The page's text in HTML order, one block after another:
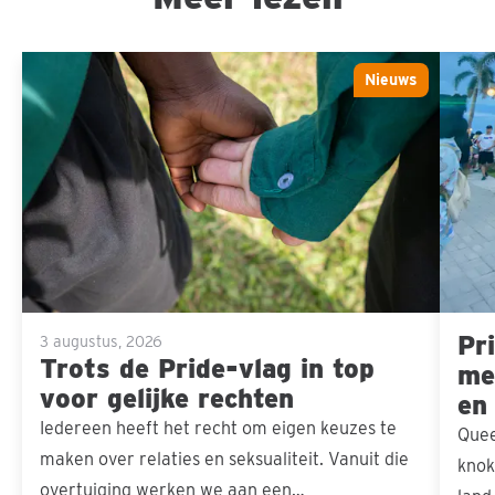
Sla carousel over
Nieuws
3 augustus, 2026
Trots de Pride-vlag in top
voor gelijke rechten
Iedereen heeft het recht om eigen keuzes te
maken over relaties en seksualiteit. Vanuit die
overtuiging werken we aan een…
de
Pride-
vlag
in
top
voor
gelijke
rechten
en
ons de